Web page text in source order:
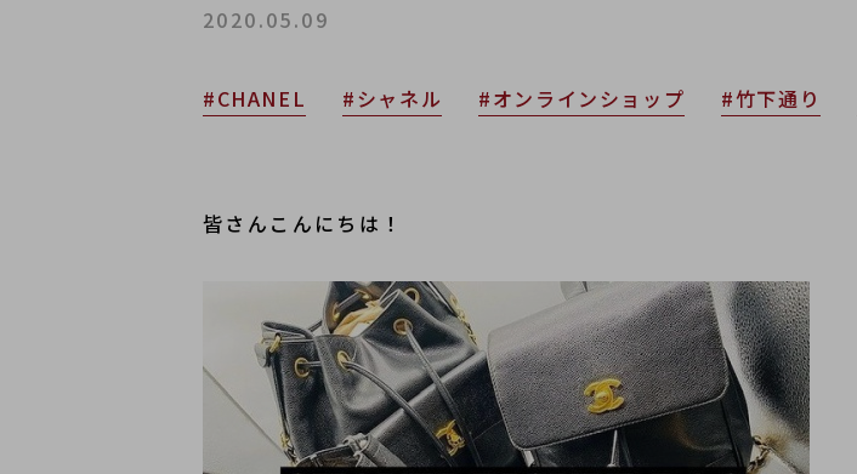
2020.05.09
#CHANEL #シャネル #オンラインショップ #竹下通り
皆さんこんにちは！